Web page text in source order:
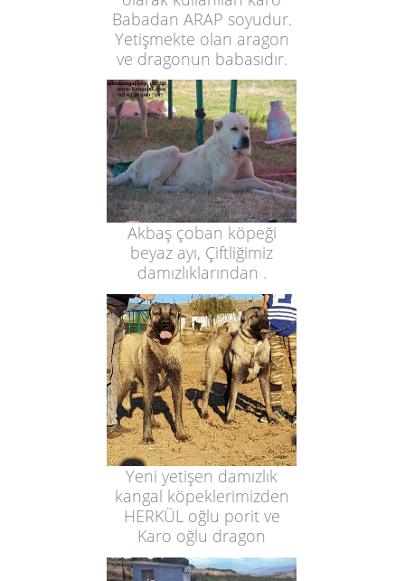
Babadan ARAP soyudur.
Yetişmekte olan aragon
ve dragonun babasıdır.
Akbaş çoban köpeği
beyaz ayı, Çiftliğimiz
damızlıklarından .
Yeni yetişen damızlık
kangal köpeklerimizden
HERKÜL oğlu porit ve
Karo oğlu dragon